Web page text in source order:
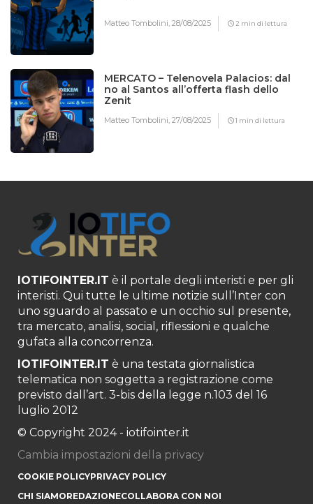
Matteo Tombolini,28/08/2025 2 min di lettura
MERCATO – Telenovela Palacios: dal
no al Santos all’offerta flash dello
Zenit
Matteo Tombolini,27/08/2025 1 min di lettura
IOTIFOINTER.IT è il portale degli interisti e per gli
interisti. Qui tutte le ultime notizie sull’Inter con
uno sguardo al passato e un occhio sul presente,
tra mercato, analisi, social, riflessioni e qualche
gufata alla concorrenza.
IOTIFOINTER.IT è una testata giornalistica
telematica non soggetta a registrazione come
previsto dall’art. 3-bis della legge n.103 del 16
luglio 2012
© Copyright 2024 - iotifointer.it
Cambia impostazioni della privacy
COOKIE POLICYPRIVACY POLICY
CHI SIAMOREDAZIONECOLLABORA CON NOI